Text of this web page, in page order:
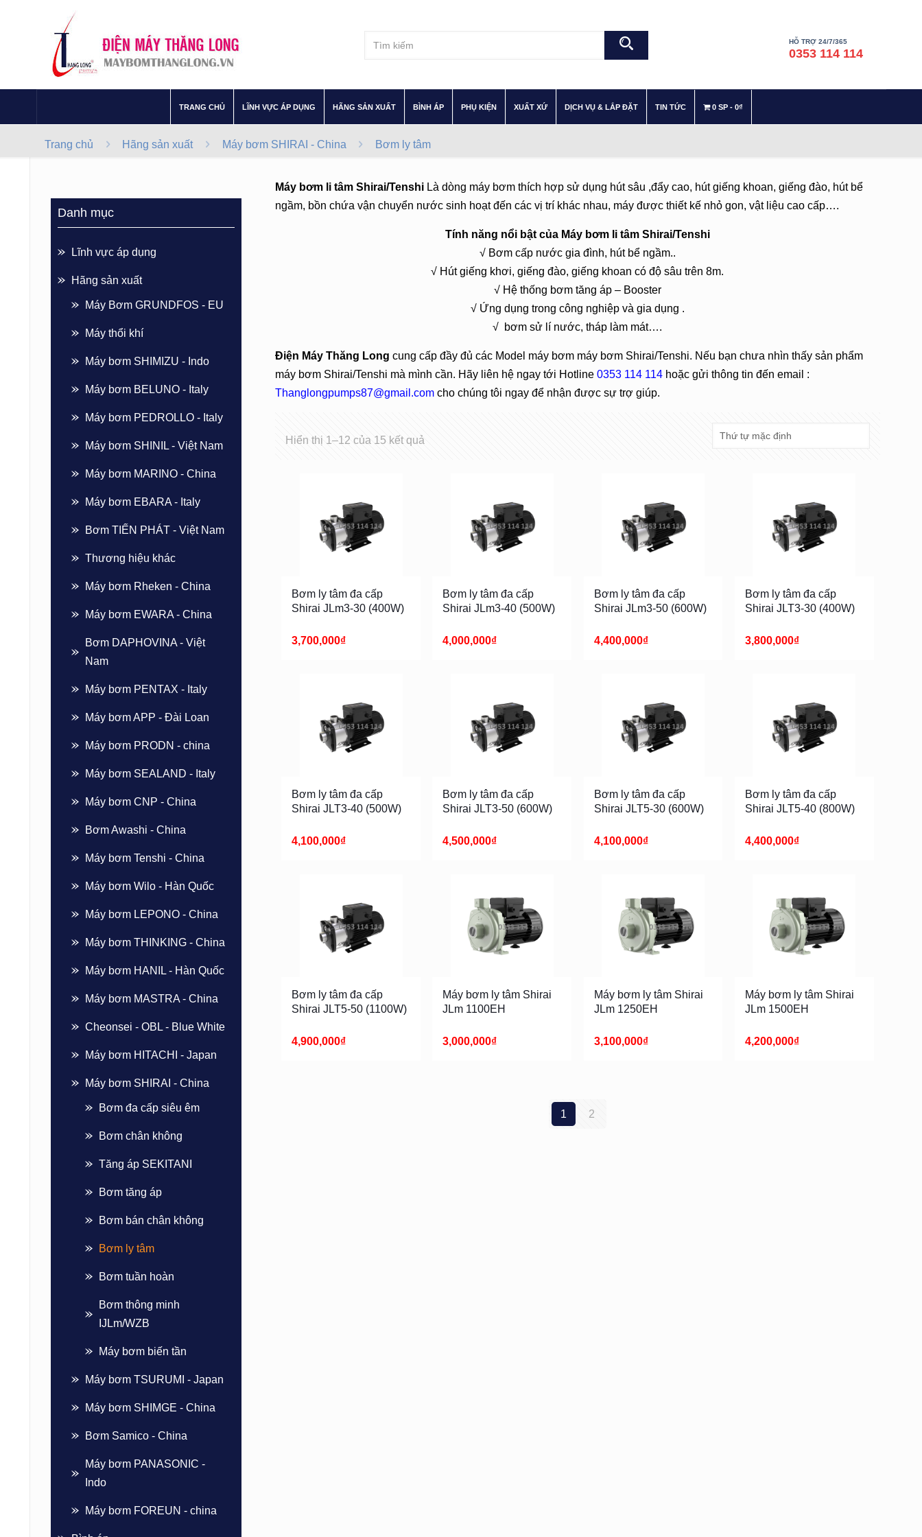
HỖ TRỢ 24/7/365
0353 114 114
TRANG CHỦ LĨNH VỰC ÁP DỤNG HÃNG SẢN XUẤT BÌNH ÁP PHỤ KIỆN XUẤT XỨ– DỊCH VỤ & LẮP ĐẶT TIN TỨC 0 SP 0₫
Trang chủ Hãng sản xuất Máy bơm SHIRAI - China Bơm ly tâm
Máy bơm li tâm Shirai/Tenshi Là dòng máy bơm thích hợp sử dụng hút sâu ,đẩy cao, hút giếng khoan, giếng đào, hút bể
ngầm, bồn chứa vận chuyển nước sinh hoạt đến các vị trí khác nhau, máy được thiết kế nhỏ gon, vật liệu cao cấp….
Tính năng nổi bật của Máy bơm li tâm Shirai/Tenshi
√ Bơm cấp nước gia đình, hút bể ngầm..
√ Hút giếng khơi, giếng đào, giếng khoan có độ sâu trên 8m.
√ Hệ thống bơm tăng áp – Booster
√ Ứng dụng trong công nghiệp và gia dụng .
√ bơm sử lí nước, tháp làm mát….
Điện Máy Thăng Long cung cấp đầy đủ các Model máy bơm máy bơm Shirai/Tenshi. Nếu bạn chưa nhìn thấy sản phẩm
máy bơm Shirai/Tenshi mà mình cần. Hãy liên hệ ngay tới Hotline 0353 114 114 hoặc gửi thông tin đến email :
Thanglongpumps87@gmail.com cho chúng tôi ngay để nhận được sự trợ giúp.
Hiển thị 1–12 của 15 kết quả
Bơm ly tâm đa cấp
Shirai JLm3-30 (400W)
3,700,000₫
Bơm ly tâm đa cấp
Shirai JLm3-40 (500W)
4,000,000₫
Bơm ly tâm đa cấp
Shirai JLm3-50 (600W)
4,400,000₫
Bơm ly tâm đa cấp
Shirai JLT3-30 (400W)
3,800,000₫
Bơm ly tâm đa cấp
Shirai JLT3-40 (500W)
4,100,000₫
Bơm ly tâm đa cấp
Shirai JLT3-50 (600W)
4,500,000₫
Bơm ly tâm đa cấp
Shirai JLT5-30 (600W)
4,100,000₫
Bơm ly tâm đa cấp
Shirai JLT5-40 (800W)
4,400,000₫
Bơm ly tâm đa cấp
Shirai JLT5-50 (1100W)
4,900,000₫
Máy bơm ly tâm Shirai
JLm 1100EH
3,000,000₫
Máy bơm ly tâm Shirai
JLm 1250EH
3,100,000₫
Máy bơm ly tâm Shirai
JLm 1500EH
4,200,000₫
1 2
Danh mục
Lĩnh vực áp dụng
Hãng sản xuất
Máy Bơm GRUNDFOS - EU
Máy thổi khí
Máy bơm SHIMIZU - Indo
Máy bơm BELUNO - Italy
Máy bơm PEDROLLO - Italy
Máy bơm SHINIL - Việt Nam
Máy bơm MARINO - China
Máy bơm EBARA - Italy
Bơm TIẾN PHÁT - Việt Nam
Thương hiệu khác
Máy bơm Rheken - China
Máy bơm EWARA - China
Bơm DAPHOVINA - Việt
Nam
Máy bơm PENTAX - Italy
Máy bơm APP - Đài Loan
Máy bơm PRODN - china
Máy bơm SEALAND - Italy
Máy bơm CNP - China
Bơm Awashi - China
Máy bơm Tenshi - China
Máy bơm Wilo - Hàn Quốc
Máy bơm LEPONO - China
Máy bơm THINKING - China
Máy bơm HANIL - Hàn Quốc
Máy bơm MASTRA - China
Cheonsei - OBL - Blue White
Máy bơm HITACHI - Japan
Máy bơm SHIRAI - China
Bơm đa cấp siêu êm
Bơm chân không
Tăng áp SEKITANI
Bơm tăng áp
Bơm bán chân không
Bơm ly tâm
Bơm tuần hoàn
Bơm thông minh
IJLm/WZB
Máy bơm biến tần
Máy bơm TSURUMI - Japan
Máy bơm SHIMGE - China
Bơm Samico - China
Máy bơm PANASONIC -
Indo
Máy bơm FOREUN - china